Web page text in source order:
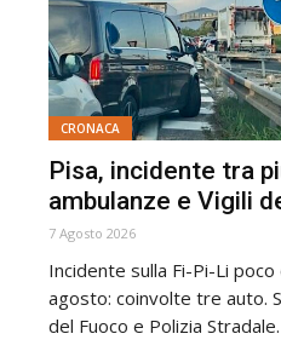
CRONACA
Pisa, incidente tra
ambulanze e Vigili
7 Agosto 2026
Incidente sulla Fi-Pi-Li
agosto: coinvolte tre auto.
del Fuoco e Polizia